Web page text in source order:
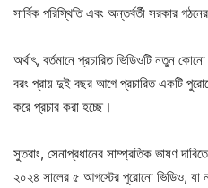
সার্বিক পরিস্থিতি এবং অন্তর্বর্তী সরকার
অর্থাৎ, বর্তমানে প্রচারিত ভিডিওটি নতুন
বরং প্রায় দুই বছর আগে প্রচারিত একটি
করে প্রচার করা হচ্ছে।
সুতরাং, সেনাপ্রধানের সাম্প্রতিক ভাষণ
২০২৪ সালের ৫ আগস্টের পুরোনো ভিডিও, যা